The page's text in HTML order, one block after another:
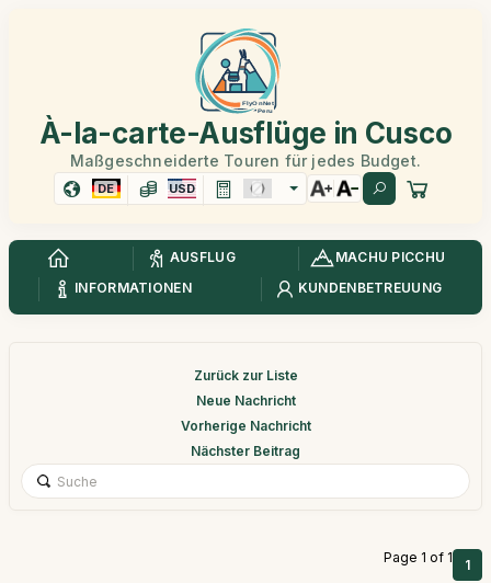
À-la-carte-Ausflüge in Cusco
Maßgeschneiderte Touren für jedes Budget.
DE USD
AUSFLUG
MACHU PICCHU
INFORMATIONEN
KUNDENBETREUUNG
Zurück zur Liste
Neue Nachricht
Vorherige Nachricht
Nächster Beitrag
Page 1 of 1 1